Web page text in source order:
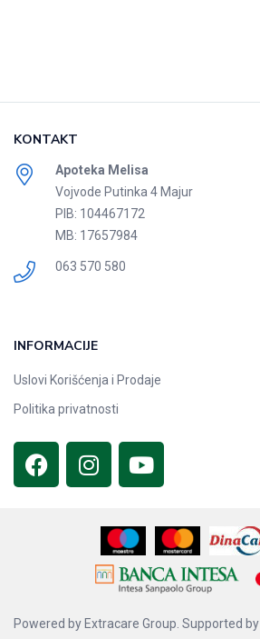
KONTAKT
Apoteka Melisa
Vojvode Putinka 4 Majur
PIB: 104467172
MB: 17657984
063 570 580
INFORMACIJE
Uslovi Korišćenja i Prodaje
Politika privatnosti
Powered by Extracare Group. Supported by